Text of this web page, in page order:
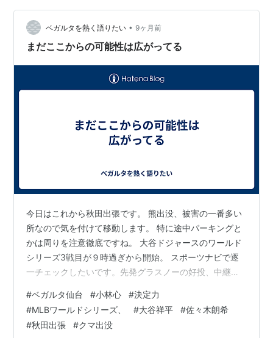
もらいました 稲庭うどんです www.mugendo.jp 比内地
鶏つけ麺 1480円 比内地鶏の旨味たっぷりの暖かいつゆ
と冷たい麺の組み合わせ とても美味しいう…
ベガルタを熱く語りたい • 9ヶ月前
まだここからの可能性は広がってる
今日はこれから秋田出張です。 熊出没、被害の一番多い
所なので気を付けて移動します。 特に途中パーキングと
かは周りを注意徹底ですね。 大谷ドジャースのワールド
シリーズ3戦目が９時過ぎから開始。 スポーツナビで逐
一チェックしたいです。先発グラスノーの好投、中継ぎ
してます。大谷の一発ももちろん、スマホに速報が入る
のを楽しみに待ってます。 昨日仙台はコバルトーレと練
習試合。 一昨日のヒーロー心選手が活躍。45分でなんと
#ベガルタ仙台 #小林心 #決定力
#MLBワールドシリーズ、 #大谷祥平 #佐々木朗希
#秋田出張 #クマ出没